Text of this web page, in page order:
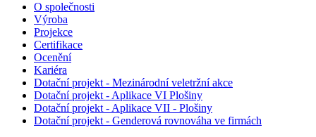
O společnosti
Výroba
Projekce
Certifikace
Ocenění
Kariéra
Dotační projekt - Mezinárodní veletržní akce
Dotační projekt - Aplikace VI Plošiny
Dotační projekt - Aplikace VII - Plošiny
Dotační projekt - Genderová rovnováha ve firmách